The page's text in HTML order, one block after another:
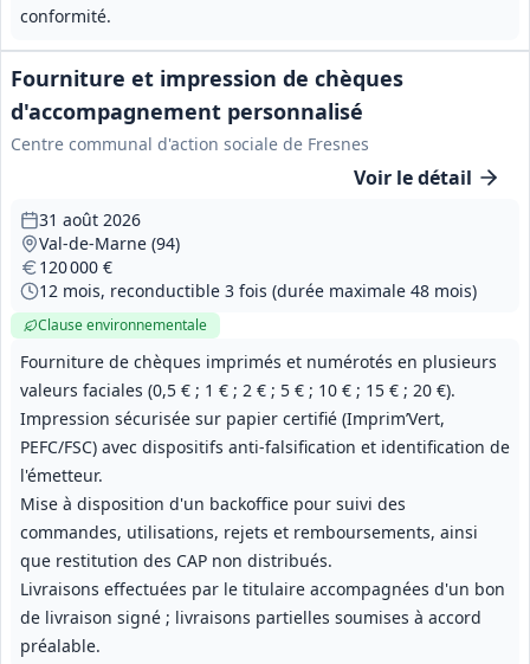
conformité.
Fourniture et impression de chèques
d'accompagnement personnalisé
Centre communal d'action sociale de Fresnes
Voir le détail
Fourniture de chèques imprimés et numérotés en plusieurs
valeurs faciales (0,5 € ; 1 € ; 2 € ; 5 € ; 10 € ; 15 € ; 20 €).
Impression sécurisée sur papier certifié (Imprim’Vert,
PEFC/FSC) avec dispositifs anti-falsification et identification de
l'émetteur.
Mise à disposition d'un backoffice pour suivi des
commandes, utilisations, rejets et remboursements, ainsi
que restitution des CAP non distribués.
Livraisons effectuées par le titulaire accompagnées d'un bon
de livraison signé ; livraisons partielles soumises à accord
préalable.
31 août 2026
Val-de-Marne (94)
120 000 €
12 mois, reconductible 3 fois (durée maximale 48 mois)
Clause environnementale